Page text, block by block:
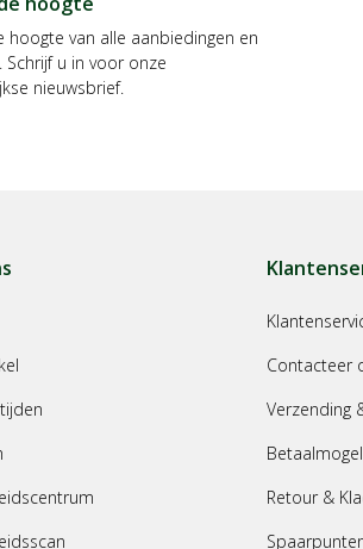
hoogte van alle aanbiedingen en
Schrijf u in voor onze
nieuwsbrief.
Contacteer
Verzending
Retour &